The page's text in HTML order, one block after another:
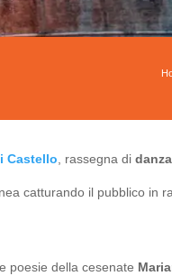
Castello , rassegna didanza
catturando il pubblico in
poesie della cesenate